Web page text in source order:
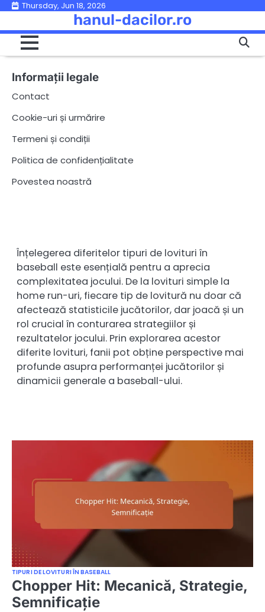
Skip
content
Thursday, Jun 18, 2026
hanul-dacilor.ro
Informații legale
Contact
Cookie-uri și urmărire
Termeni și condiții
Politica de confidențialitate
Povestea noastră
Înțelegerea diferitelor tipuri de lovituri în
baseball este esențială pentru a aprecia
complexitatea jocului. De la lovituri simple la
home run-uri, fiecare tip de lovitură nu doar că
afectează statisticile jucătorilor, dar joacă și un
rol crucial în conturarea strategiilor și
rezultatelor jocului. Prin explorarea acestor
diferite lovituri, fanii pot obține perspective mai
profunde asupra performanței jucătorilor și
dinamicii generale a baseball-ului.
TIPURI DE LOVITURI ÎN BASEBALL
Chopper Hit: Mecanică, Strategie,
Semnificație